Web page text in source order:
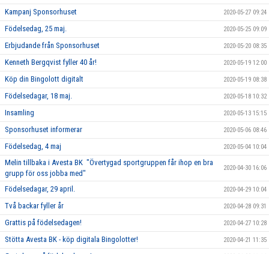
Kampanj Sponsorhuset 2020-05-27 09:24
Födelsedag, 25 maj. 2020-05-25 09:09
Erbjudande från Sponsorhuset 2020-05-20 08:35
Kenneth Bergqvist fyller 40 år! 2020-05-19 12:00
Köp din Bingolott digitalt 2020-05-19 08:38
Födelsedagar, 18 maj. 2020-05-18 10:32
Insamling 2020-05-13 15:15
Sponsorhuset informerar 2020-05-06 08:46
Födelsedag, 4 maj 2020-05-04 10:04
Melin tillbaka i Avesta BK "Övertygad sportgruppen får ihop en bra
grupp för oss jobba med"
2020-04-30 16:06
Födelsedagar, 29 april. 2020-04-29 10:04
Två backar fyller år 2020-04-28 09:31
Grattis på födelsedagen! 2020-04-27 10:28
Stötta Avesta BK - köp digitala Bingolotter! 2020-04-21 11:35